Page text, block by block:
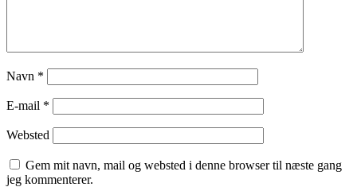
Navn *
E-mail *
Websted
Gem mit navn, mail og websted i denne browser til næste gang
jeg kommenterer.